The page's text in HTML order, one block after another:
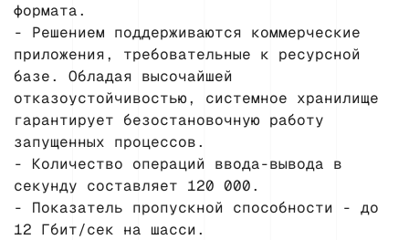
формата.
- Решением поддерживаются коммерческие
приложения, требовательные к ресурсной
базе. Обладая высочайшей
отказоустойчивостью, системное хранилище
гарантирует безостановочную работу
запущенных процессов.
- Количество операций ввода-вывода в
секунду составляет 120 000.
- Показатель пропускной способности - до
12 Гбит/сек на шасси.